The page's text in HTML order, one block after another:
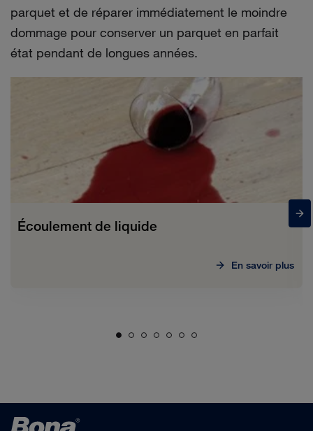
parquet et de réparer immédiatement le moindre
dommage pour conserver un parquet en parfait
état pendant de longues années.
Écoulement de liquide
En savoir plus